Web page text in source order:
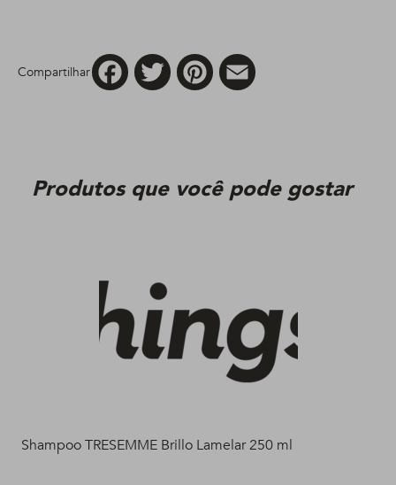
Compartilhar
FacebookTwitter Pinterest
Produtos que você pode gostar
Shampoo TRESEMME Brillo Lamelar 250 ml